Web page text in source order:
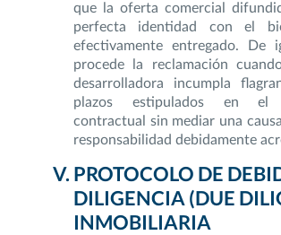
que la oferta comercial
perfecta identidad con el
efectivamente entregado. De
procede la reclamación
desarrolladora incumpla
plazos estipulados en el
contractual sin mediar una
responsabilidad debidamente
PROTOCOLO DE
DILIGENCIA (DUE
INMOBILIARIA